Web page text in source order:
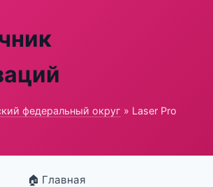
федеральный округ » Laser Pro
🏠 Главная